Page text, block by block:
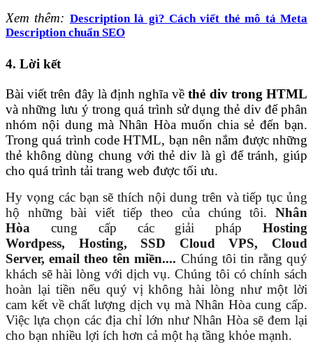
Xem thêm: Description là gì? Cách viết thẻ mô tả Meta
Description chuẩn SEO
4. Lời kết
Bài viết trên đây là định nghĩa vềthẻ div trong HTML
và những lưu ý trong quá trình sử dụng thẻ div để phân
nhóm nội dung mà Nhân Hòa muốn chia sẻ đến bạn.
Trong quá trình code HTML, bạn nên nắm được những
thẻ không dùng chung với thẻ div là gì để tránh, giúp
cho quá trình tải trang web được tối ưu.
Hy vọng các bạn sẽ thích nội dung trên và tiếp tục ủng
hộ những bài viết tiếp theo của chúng tôi. Nhân
Hòa
cung cấp các giải pháp
Hosting
Wordpess, Hosting, SSD Cloud VPS, Cloud
Server,email theo tên miền.... Chúng tôi tin rằng quý
khách sẽ hài lòng với dịch vụ. Chúng tôi có chính sách
hoàn lại tiền nếu quý vị không hài lòng như một lời
cam kết về chất lượng dịch vụ mà Nhân Hòa cung cấp.
Việc lựa chọn các địa chỉ lớn như Nhân Hòa sẽ đem lại
cho bạn nhiều lợi ích hơn cả một hạ tầng khỏe mạnh.